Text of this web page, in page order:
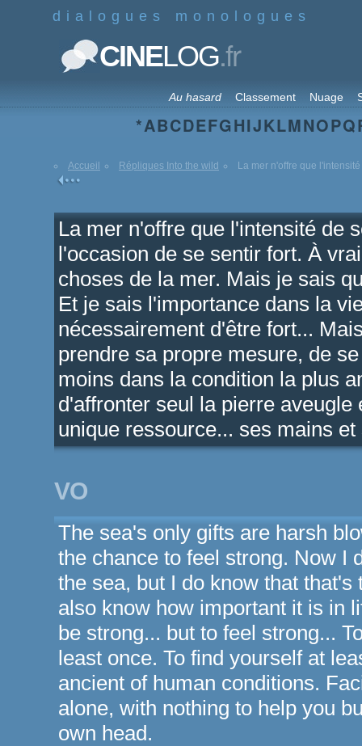
dialogues monologues
CINELOG.fr
Au hasard Classement Nuage
*ABCDEFGHIJKLMNOPQ
Accueil Répliques Into the wild La mer n'offre que
La mer n'offre que l'intensité de
l'occasion de se sentir fort. À
choses de la mer. Mais je sais
Et je sais l'importance dans la
nécessairement d'être fort...
prendre sa propre mesure, de
moins dans la condition la plus
d'affronter seul la pierre aveugle
unique ressource... ses mains et
VO
The sea's only gifts are harsh
the chance to feel strong. Now I
the sea, but I do know that
also know how important it is in
be strong... but to feel strong...
least once. To find yourself at
ancient of human conditions.
alone, with nothing to help you
own head.